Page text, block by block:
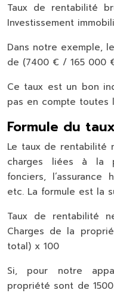
Taux de rentabilité
Investissement
Dans notre exemple,
de (7400 € / 165 000
Ce taux est un bon
pas en compte toutes
Formule du
Le taux de rentabilité
charges liées à la
fonciers, l’assurance
etc. La formule est la
Taux de rentabilité
Charges de la
total) x 100
Si, pour notre
propriété sont de